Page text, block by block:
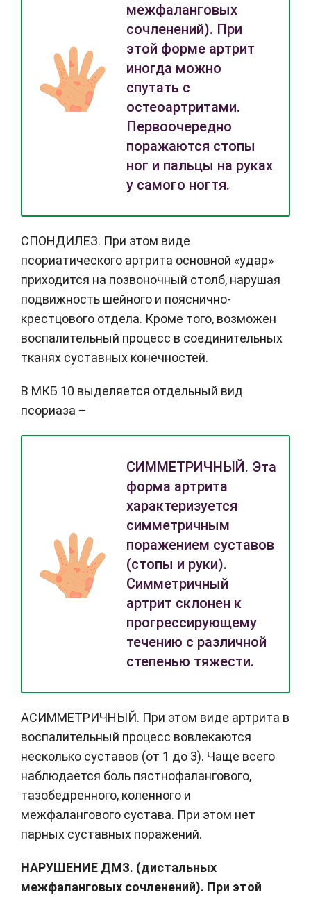
межфаланговых
сочленений). При
этой форме артрит
иногда можно
спутать с
остеоартритами.
Первоочередно
поражаются стопы
ног и пальцы на руках
у самого ногтя.
СПОНДИЛЕЗ. При этом виде
псориатического артрита основной «удар»
приходится на позвоночный столб, нарушая
подвижность шейного и пояснично-
крестцового отдела. Кроме того, возможен
воспалительный процесс в соединительных
тканях суставных конечностей.
В МКБ 10 выделяется отдельный вид
псориаза –
СИММЕТРИЧНЫЙ. Эта
форма артрита
характеризуется
симметричным
поражением суставов
(стопы и руки).
Симметричный
артрит склонен к
прогрессирующему
течению с различной
степенью тяжести.
АСИММЕТРИЧНЫЙ. При этом виде артрита в
воспалительный процесс вовлекаются
несколько суставов (от 1 до 3). Чаще всего
наблюдается боль пястнофалангового,
тазобедренного, коленного и
межфалангового сустава. При этом нет
парных суставных поражений.
НАРУШЕНИЕ ДМЗ. (дистальных
межфаланговых сочленений). При этой